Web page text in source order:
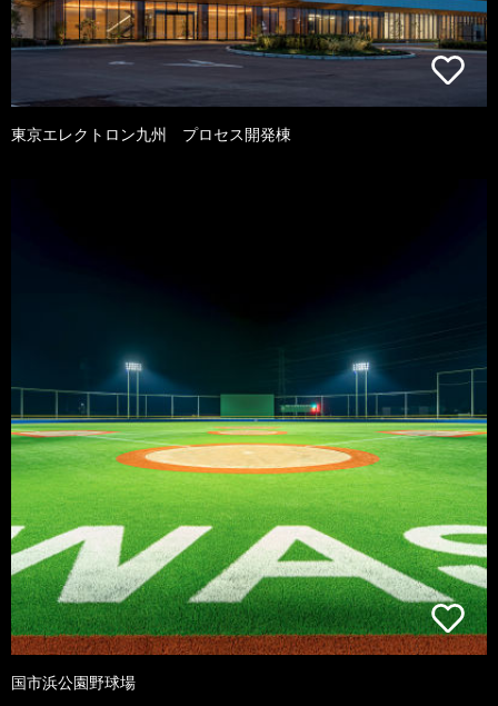
東京エレクトロン九州 プロセス開発棟
国市浜公園野球場